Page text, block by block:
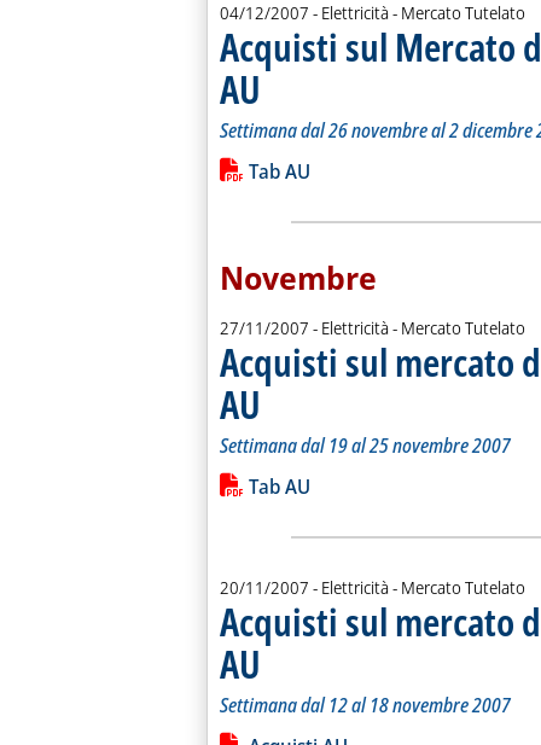
04/12/2007 - Elettricità - Mercato Tutelato
Acquisti sul Mercato
AU . Sottotitolo: Settimana dal 26 novembre al 2
. Pubblicata martedì 04 dicembre 2007 alle 12.30.
Settimana dal 26 novembre al 2 dicembre
Leggi tutta la notizia: 'Acquisti sul
Lista allegati PDF alla notizia
Tab AU
Novembre
27/11/2007 - Elettricità - Mercato Tutelato
Acquisti sul mercato
AU . Sottotitolo: Settimana dal 19 al 25 novembre
. Pubblicata martedì 27 novembre 2007 alle 15.55.
Settimana dal 19 al 25 novembre 2007
Leggi tutta la notizia: 'Acquisti sul
Lista allegati PDF alla notizia
Tab AU
20/11/2007 - Elettricità - Mercato Tutelato
Acquisti sul mercato
AU . Sottotitolo: Settimana dal 12 al 18 novembre
. Pubblicata martedì 20 novembre 2007 alle 14.55.
Settimana dal 12 al 18 novembre 2007
Leggi tutta la notizia: 'Acquisti sul